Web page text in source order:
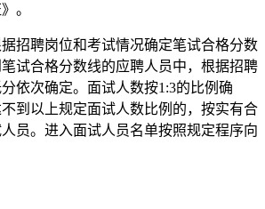
。
招聘岗位和考试情况确定笔试合格分数
试合格分数线的应聘人员中，根据招聘
依次确定。面试人数按1:3的比例确
到以上规定面试人数比例的，按实有合
员。进入面试人员名单按照规定程序向